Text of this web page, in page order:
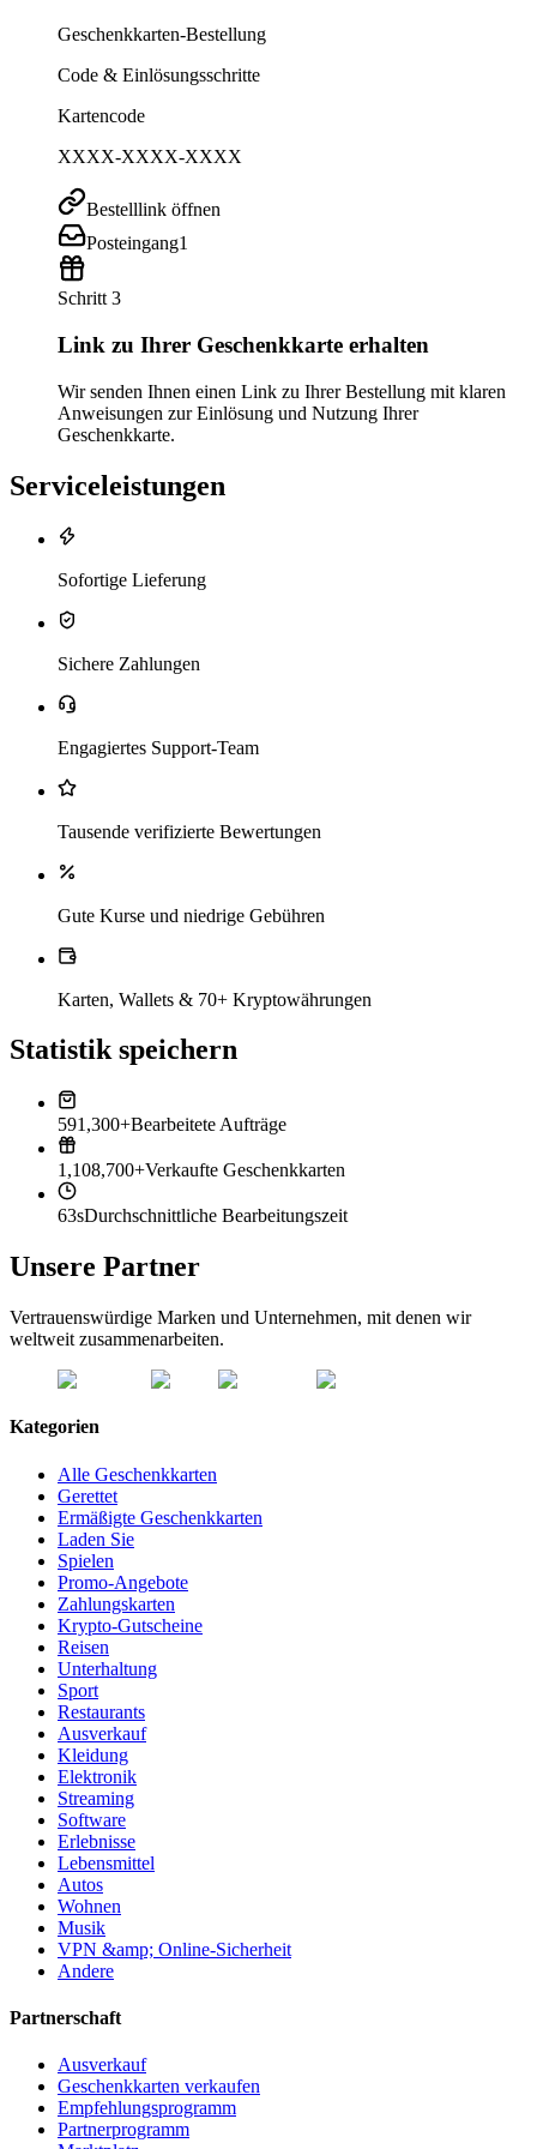
Geschenkkarten-Bestellung
Code & Einlösungsschritte
Kartencode
XXXX-XXXX-XXXX
Bestelllink öffnen
Posteingang1
Schritt 3
Link zu Ihrer Geschenkkarte erhalten
Wir senden Ihnen einen Link zu Ihrer Bestellung mit klaren
Anweisungen zur Einlösung und Nutzung Ihrer
Geschenkkarte.
Serviceleistungen
Sofortige Lieferung
Sichere Zahlungen
Engagiertes Support-Team
Tausende verifizierte Bewertungen
Gute Kurse und niedrige Gebühren
Karten, Wallets & 70+ Kryptowährungen
Statistik speichern
591,300+Bearbeitete Aufträge
1,108,700+Verkaufte Geschenkkarten
63sDurchschnittliche Bearbeitungszeit
Unsere Partner
Vertrauenswürdige Marken und Unternehmen, mit denen wir
weltweit zusammenarbeiten.
Kategorien
Alle Geschenkkarten
Gerettet
Ermäßigte Geschenkkarten
Laden Sie
Spielen
Promo-Angebote
Zahlungskarten
Krypto-Gutscheine
Reisen
Unterhaltung
Sport
Restaurants
Ausverkauf
Kleidung
Elektronik
Streaming
Software
Erlebnisse
Lebensmittel
Autos
Wohnen
Musik
VPN &amp; Online-Sicherheit
Andere
Partnerschaft
Ausverkauf
Geschenkkarten verkaufen
Empfehlungsprogramm
Partnerprogramm